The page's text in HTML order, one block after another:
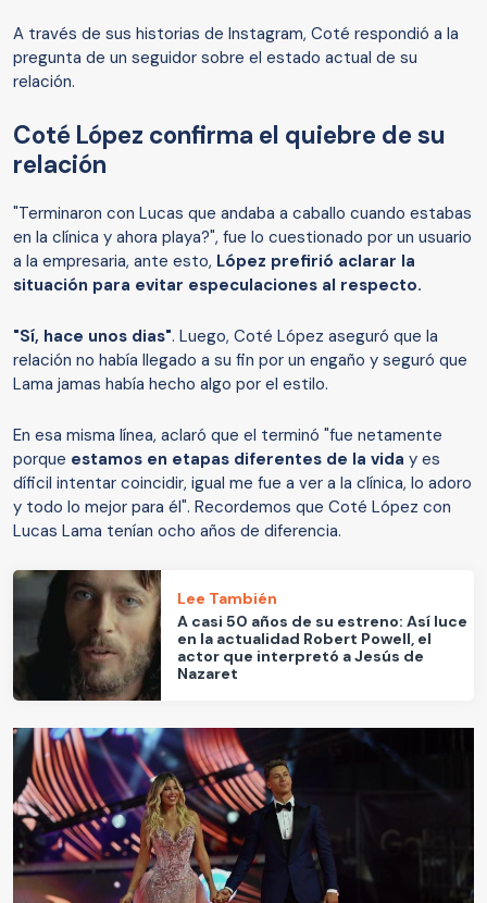
A través de sus historias de Instagram, Coté respondió a la
pregunta de un seguidor sobre el estado actual de su
relación.
Coté López confirma el quiebre de su
relación
"Terminaron con Lucas que andaba a caballo cuando estabas
en la clínica y ahora playa?", fue lo cuestionado por un usuario
a la empresaria, ante esto, López prefirió aclarar la
situación para evitar especulaciones al respecto.
"Sí, hace unos dias". Luego, Coté López aseguró que la
relación no había llegado a su fin por un engaño y seguró que
Lama jamas había hecho algo por el estilo.
En esa misma línea, aclaró que el terminó "fue netamente
porque estamos en etapas diferentes de la vida y es
díficil intentar coincidir, igual me fue a ver a la clínica, lo adoro
y todo lo mejor para él". Recordemos que Coté López con
Lucas Lama tenían ocho años de diferencia.
Lee También
A casi 50 años de su estreno: Así luce
en la actualidad Robert Powell, el
actor que interpretó a Jesús de
Nazaret